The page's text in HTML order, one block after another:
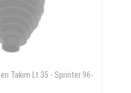
Takım Lt 35 - Sprinter 96-